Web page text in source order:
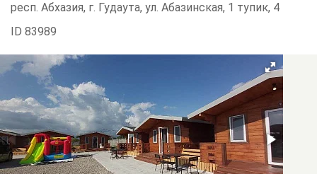
респ. Абхазия, г. Гудаута, ул. Абазинская, 1 тупик, 4
ID 83989